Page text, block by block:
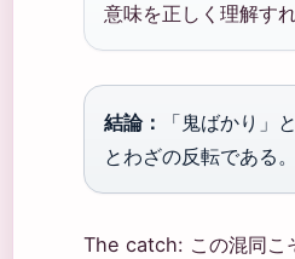
意味を正しく理解す
結論：
「鬼ばかり」
とわざの反転である
The catch: この混同こ